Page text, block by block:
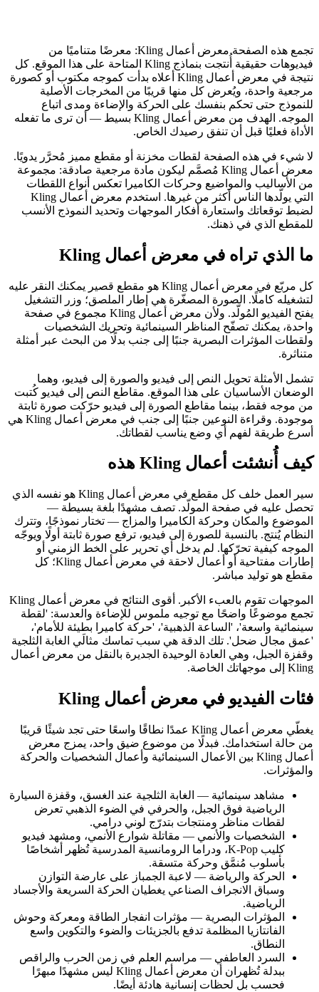
تجمع هذه الصفحة معرض أعمال Kling: معرضًا متناميًا من
فيديوهات حقيقية أُنتجت بنماذج Kling المتاحة على هذا الموقع. كل
نتيجة في معرض أعمال Kling أعلاه بدأت كموجه مكتوب أو كصورة
مرجعية واحدة، ويُعرض كل منها قريبًا من المخرجات الأصلية
للنموذج حتى تحكم بنفسك على الحركة والإضاءة ومدى اتباع
الموجه. الهدف من معرض أعمال Kling بسيط — أن ترى ما تفعله
الأداة فعليًا قبل أن تنفق رصيدك الخاص.
لا شيء في هذه الصفحة لقطات مخزنة أو مقطع مميز مُحرَّر يدويًا.
معرض أعمال Kling مُصمَّم ليكون مادة مرجعية صادقة: مجموعة
من الأساليب والمواضيع وحركات الكاميرا تعكس أنواع اللقطات
التي يولّدها الناس أكثر من غيرها. استخدم معرض أعمال Kling
لضبط توقعاتك واستعارة أفكار الموجهات وتحديد النموذج الأنسب
للمقطع الذي في ذهنك.
ما الذي تراه في معرض أعمال Kling
كل مربّع في معرض أعمال Kling هو مقطع قصير يمكنك النقر عليه
لتشغيله كاملًا. الصورة المصغّرة هي إطار الملصق؛ وزر التشغيل
يفتح الفيديو المُولّد. ولأن معرض أعمال Kling مجموع في صفحة
واحدة، يمكنك تصفّح المناظر السينمائية وتحريك الشخصيات
ولقطات المؤثرات البصرية جنبًا إلى جنب بدلًا من البحث عبر أمثلة
متناثرة.
تشمل الأمثلة تحويل النص إلى فيديو والصورة إلى فيديو، وهما
الوضعان الأساسيان على هذا الموقع. مقاطع النص إلى فيديو كُتبت
من موجه فقط، بينما مقاطع الصورة إلى فيديو حرّكت صورة ثابتة
موجودة. وقراءة النوعين جنبًا إلى جنب في معرض أعمال Kling هي
أسرع طريقة لفهم أي وضع يناسب لقطاتك.
كيف أُنشئت أعمال Kling هذه
سير العمل خلف كل مقطع في معرض أعمال Kling هو نفسه الذي
تحصل عليه في صفحة المولّد. تصف مشهدًا بلغة بسيطة —
الموضوع والمكان وحركة الكاميرا والمزاج — تختار نموذجًا، وتترك
النظام يُنتج. بالنسبة للصورة إلى فيديو، ترفع صورة ثابتة أولًا ويوجّه
الموجه كيفية تحرّكها. لم يدخل أي تحرير على الخط الزمني أو
إطارات مفتاحية أو أعمال لاحقة في معرض أعمال Kling؛ كل
مقطع هو توليد مباشر.
الموجهات تقوم بالعبء الأكبر. أقوى النتائج في معرض أعمال Kling
تجمع موضوعًا واضحًا مع توجيه ملموس للإضاءة والعدسة: 'لقطة
سينمائية واسعة'، 'الساعة الذهبية'، 'حركة كاميرا بطيئة للأمام'،
'عمق مجال ضحل'. تلك الدقة هي سبب تماسك مثالَي الغابة الثلجية
وقفزة الجبل، وهي العادة الوحيدة الجديرة بالنقل من معرض أعمال
Kling إلى موجهاتك الخاصة.
فئات الفيديو في معرض أعمال Kling
يغطّي معرض أعمال Kling عمدًا نطاقًا واسعًا حتى تجد شيئًا قريبًا
من حالة استخدامك. فبدلًا من موضوع ضيق واحد، يمزج معرض
أعمال Kling بين الأعمال السينمائية وأعمال الشخصيات والحركة
والمؤثرات.
مشاهد سينمائية — الغابة الثلجية عند الغسق، وقفزة السيارة
الرياضية فوق الجبل، والحرفي في الضوء الذهبي تعرض
لقطات مناظر ومنتجات بتدرّج لوني درامي.
الشخصيات والأنمي — مقاتلة شوارع الأنمي، ومشهد فيديو
كليب K-Pop، ودراما الرومانسية المدرسية تُظهر أشخاصًا
بأسلوب مُنمَّق وحركة متسقة.
الحركة والرياضة — لاعبة الجمباز على عارضة التوازن
وسباق الانجراف الصناعي يغطيان الحركة السريعة والأجساد
الرياضية.
المؤثرات البصرية — مؤثرات انفجار الطاقة ومعركة وحوش
الفانتازيا المظلمة تدفع بالجزيئات والضوء والتكوين واسع
النطاق.
السرد العاطفي — مراسم العلم في زمن الحرب والراقص
ببدلة تُظهران أن معرض أعمال Kling ليس مشهدًا مبهرًا
فحسب بل لحظات إنسانية هادئة أيضًا.